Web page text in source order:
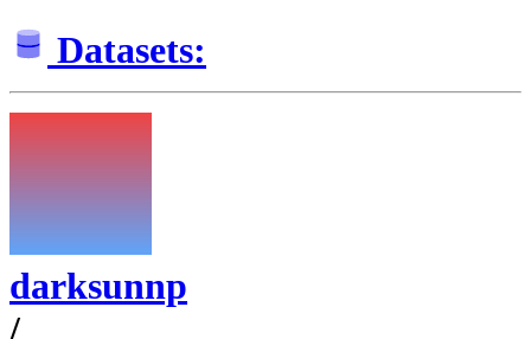
Datasets:
darksunnp
/